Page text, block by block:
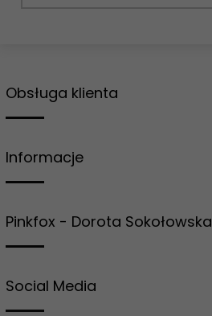
Obsługa klienta
Informacje
Pinkfox - Dorota Sokołowska
Social Media